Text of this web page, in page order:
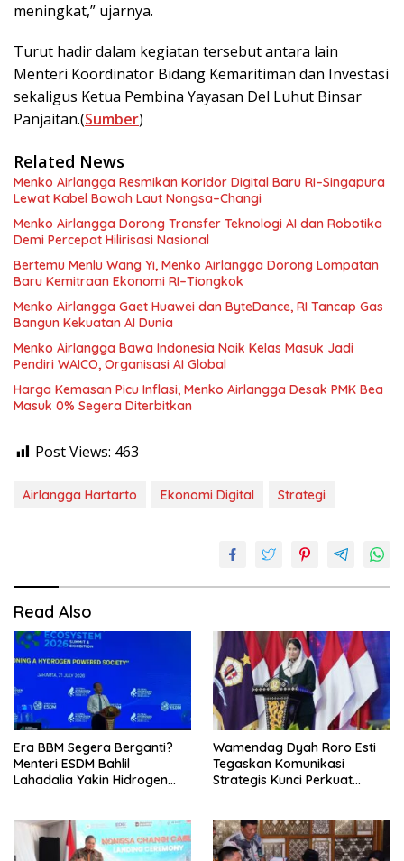
meningkat,” ujarnya.
Turut hadir dalam kegiatan tersebut antara lain
Menteri Koordinator Bidang Kemaritiman dan Investasi
sekaligus Ketua Pembina Yayasan Del Luhut Binsar
Panjaitan.(Sumber)
Related News
Menko Airlangga Resmikan Koridor Digital Baru RI–Singapura
Lewat Kabel Bawah Laut Nongsa–Changi
Menko Airlangga Dorong Transfer Teknologi AI dan Robotika
Demi Percepat Hilirisasi Nasional
Bertemu Menlu Wang Yi, Menko Airlangga Dorong Lompatan
Baru Kemitraan Ekonomi RI–Tiongkok
Menko Airlangga Gaet Huawei dan ByteDance, RI Tancap Gas
Bangun Kekuatan AI Dunia
Menko Airlangga Bawa Indonesia Naik Kelas Masuk Jadi
Pendiri WAICO, Organisasi AI Global
Harga Kemasan Picu Inflasi, Menko Airlangga Desak PMK Bea
Masuk 0% Segera Diterbitkan
Post Views: 463
Airlangga Hartarto Ekonomi Digital Strategi
Read Also
Era BBM Segera Berganti?
Menteri ESDM Bahlil
Lahadalia Yakin Hidrogen
Wamendag Dyah Roro Esti
Tegaskan Komunikasi
Strategis Kunci Perkuat